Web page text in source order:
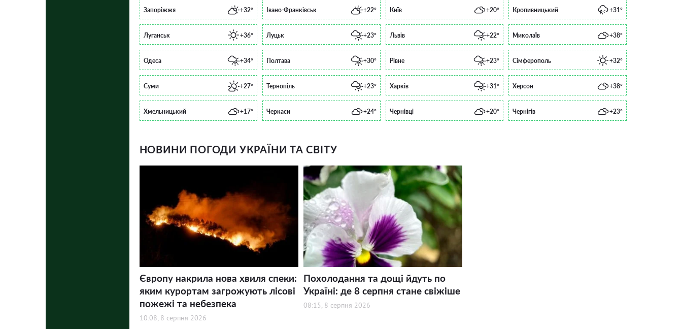
Запоріжжя +32° Івано-Франківськ +22° Київ +20° Кропивницький +31°
Луганськ +36° Луцьк +23° Львів +22° Миколаїв +38°
Одеса +34° Полтава +30° Рівне +23° Сімферополь +32°
Суми +27° Тернопіль +23° Харків +31° Херсон +38°
Хмельницький +17° Черкаси +24° Чернівці +20° Чернігів +23°
НОВИНИ ПОГОДИ УКРАЇНИ ТА СВІТУ
Європу накрила нова хвиля спеки:
яким курортам загрожують лісові
пожежі та небезпека
10:08, 8 серпня 2026
Похолодання та дощі йдуть по
Україні: де 8 серпня стане свіжіше
08:15, 8 серпня 2026